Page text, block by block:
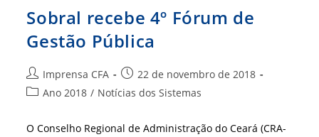
Sobral recebe 4º Fórum de
Gestão Pública
Autor
do
Imprensa CFA
Post
publicado:
22 de novembro de 2018
Categoria
post:
Ano 2018 / Notícias dos Sistemas
O Conselho Regional de Administração do Ceará (CRA-